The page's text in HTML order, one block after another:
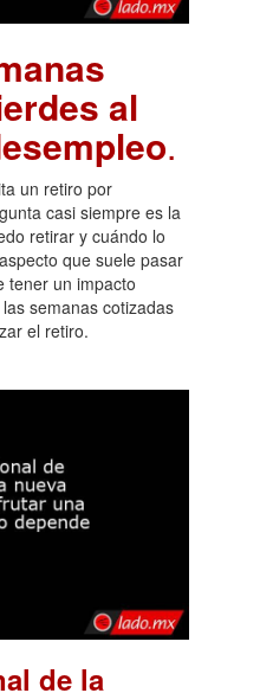
al
.
un retiro por
casi siempre es la
retirar y cuándo lo
que suele pasar
tener un impacto
semanas cotizadas
el retiro.
de la